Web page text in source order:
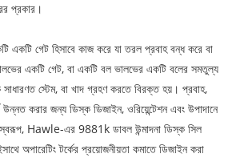
প্রকার।
একটি গেট হিসাবে কাজ করে যা তরল প্রবাহ বন্ধ করে বা
একটি গেট, বা একটি বল ভালভের একটি বলের সমতুল্য
সাধারণত স্টেম, বা খাদ গ্রহণ করতে বিরক্ত হয়। প্রবাহ,
উন্নত করার জন্য ডিস্ক ডিজাইন, ওরিয়েন্টেশন এবং উপাদানে
Hawle-এর 9881k ডাবল উন্মাদনা ডিস্ক সিল
অপারেটিং টর্কের প্রয়োজনীয়তা কমাতে ডিজাইন করা